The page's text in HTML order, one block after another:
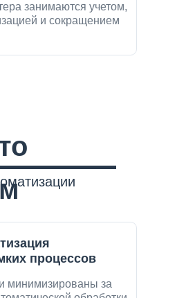
занимаются учетом,
и сокращением
минимизированы за
процессов